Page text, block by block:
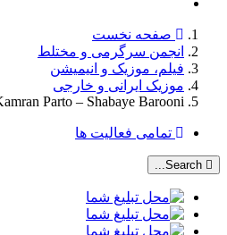
صفحه نخست
انجمن سرگرمی و مختلط
فیلم، موزیک و انیمیشن
موزیک ایرانی و خارجی
Parto – Shabaye Barooni
تمامی فعالیت ها
Search...